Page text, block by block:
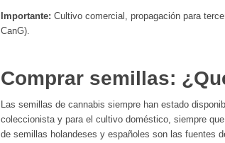
Importante: Cultivo comercial, propagación para
CanG).
Comprar semillas:
Las semillas de cannabis siempre han estado
coleccionista y para el cultivo doméstico, siempre
de semillas holandeses y españoles son las fuentes